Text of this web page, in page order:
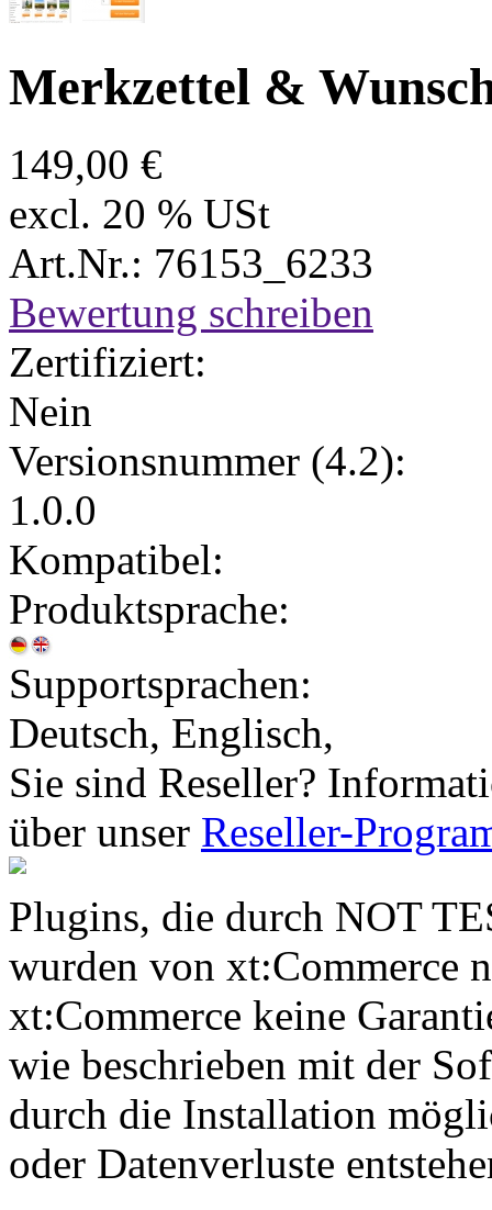
Merkzettel &
149,00 €
excl. 20 % USt
Art.Nr.: 76153_6233
Bewertung schreiben
Zertifiziert:
Nein
Versionsnummer (4.2):
1.0.0
Kompatibel:
Produktsprache:
Supportsprachen:
Deutsch, Englisch,
Sie sind Reseller?
über unser Reseller-
Plugins, die durch NOT
wurden von xt:Commerce
xt:Commerce keine
wie beschrieben mit der
durch die Installation
oder Datenverluste